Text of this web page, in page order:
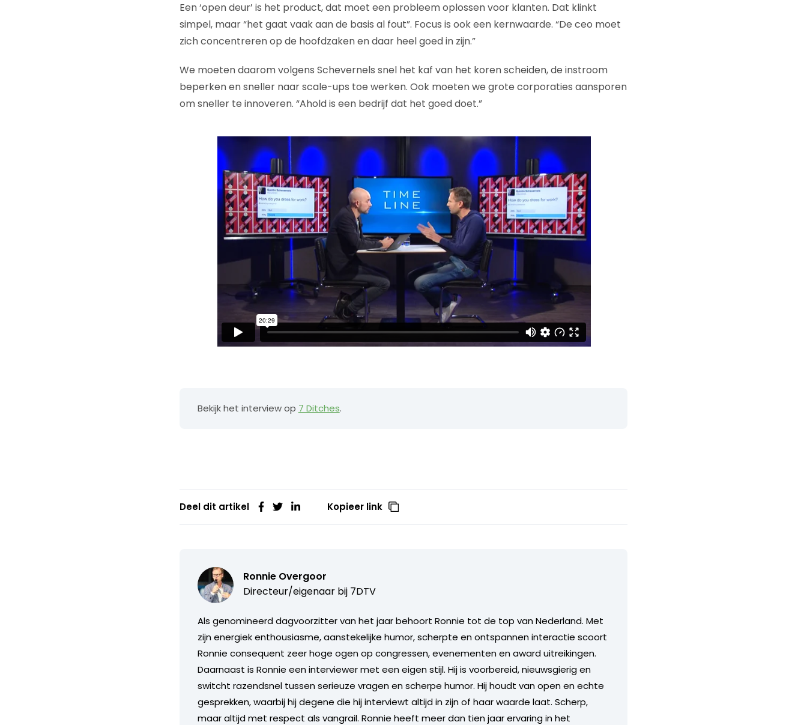
Een ‘open deur’ is het product, dat moet een probleem oplossen voor klanten. Dat klinkt
simpel, maar “het gaat vaak aan de basis al fout”. Focus is ook een kernwaarde. “De ceo moet
zich concentreren op de hoofdzaken en daar heel goed in zijn.”
We moeten daarom volgens Schevernels snel het kaf van het koren scheiden, de instroom
beperken en sneller naar scale-ups toe werken. Ook moeten we grote corporaties aansporen
om sneller te innoveren. “Ahold is een bedrijf dat het goed doet.”
Bekijk het interview op 7 Ditches.
Deel dit artikel Kopieer link
Ronnie Overgoor
Directeur/eigenaar bij 7DTV
Als genomineerd dagvoorzitter van het jaar behoort Ronnie tot de top van Nederland. Met
zijn energiek enthousiasme, aanstekelijke humor, scherpte en ontspannen interactie scoort
Ronnie consequent zeer hoge ogen op congressen, evenementen en award uitreikingen.
Daarnaast is Ronnie een interviewer met een eigen stijl. Hij is voorbereid, nieuwsgierig en
switcht razendsnel tussen serieuze vragen en scherpe humor. Hij houdt van open en echte
gesprekken, waarbij hij degene die hij interviewt altijd in zijn of haar waarde laat. Scherp,
maar altijd met respect als vangrail. Ronnie heeft meer dan tien jaar ervaring in het